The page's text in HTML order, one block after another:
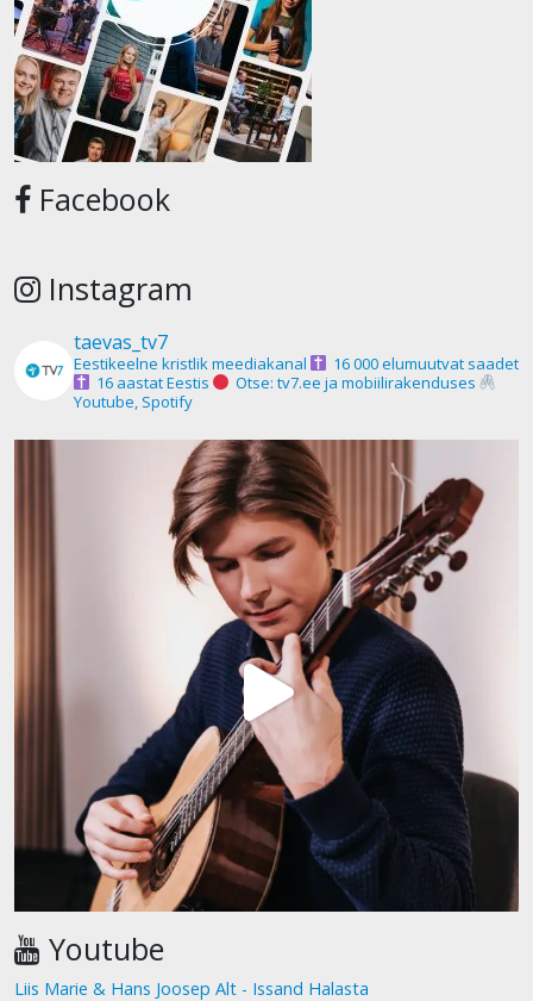
Facebook
Instagram
taevas_tv7
Eestikeelne kristlik meediakanal
16 000 elumuutvat saadet
16 aastat Eestis
Otse: tv7.ee ja mobiilirakenduses
Youtube, Spotify
Youtube
Liis Marie & Hans Joosep Alt - Issand Halasta